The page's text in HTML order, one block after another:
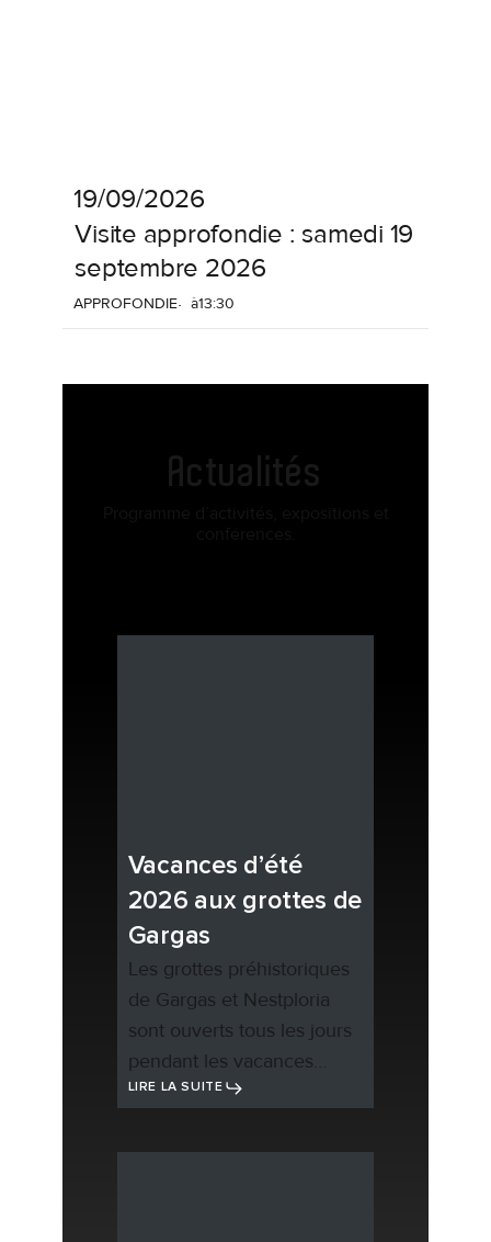
19/09/2026
Visite approfondie : samedi 19
septembre 2026
APPROFONDIE à13:30
Actualités
Vacances d’été
2026 aux grottes de
Gargas
Les grottes préhistoriques
de Gargas et Nestploria
sont ouverts tous les jours
pendant les vacances…
LIRE LA SUITE